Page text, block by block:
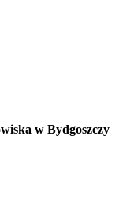
w Bydgoszczy